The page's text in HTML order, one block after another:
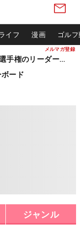
メルマガ登録
イフ 漫画 ゴル
松山英樹ら出場 ウィンダム選手権のリーダーボード
ード
ジャンル